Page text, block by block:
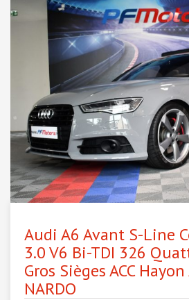
Audi A6 Avant S-Line
3.0 V6 Bi-TDI 326
Gros Sièges ACC
NARDO